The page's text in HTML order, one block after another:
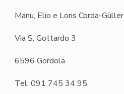
Manu, Elio e Loris Corda-Güller
Via S. Gottardo 3
6596 Gordola
Tel: 091 745 34 95